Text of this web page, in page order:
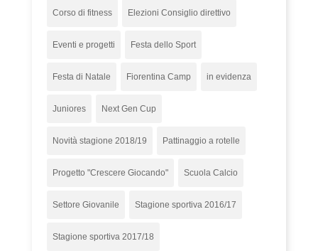
Corso di fitness Elezioni Consiglio direttivo
Eventi e progetti Festa dello Sport
Festa di Natale Fiorentina Camp in evidenza
Juniores Next Gen Cup
Novità stagione 2018/19 Pattinaggio a rotelle
Progetto "Crescere Giocando" Scuola Calcio
Settore Giovanile Stagione sportiva 2016/17
Stagione sportiva 2017/18